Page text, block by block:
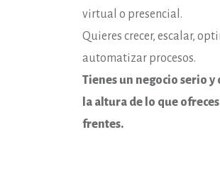
virtual o presencial.
Quieres crecer, escalar,
automatizar procesos.
Tienes un negocio serio y
la altura de lo que
frentes.